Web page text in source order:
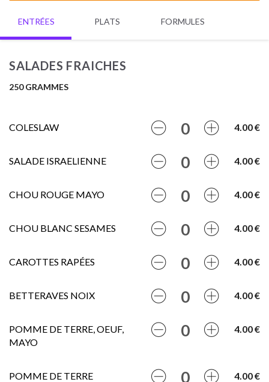
ENTRÉES PLATS FORMULES
SALADES FRAICHES
250 GRAMMES
4.00 €
COLESLAW
4.00 €
SALADE ISRAELIENNE
4.00 €
CHOU ROUGE MAYO
4.00 €
CHOU BLANC SESAMES
4.00 €
CAROTTES RAPÉES
4.00 €
BETTERAVES NOIX
4.00 €
POMME DE TERRE, OEUF,
MAYO
4.00 €
POMME DE TERRE